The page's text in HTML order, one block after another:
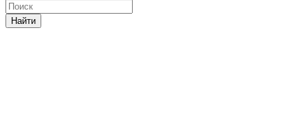
Найти